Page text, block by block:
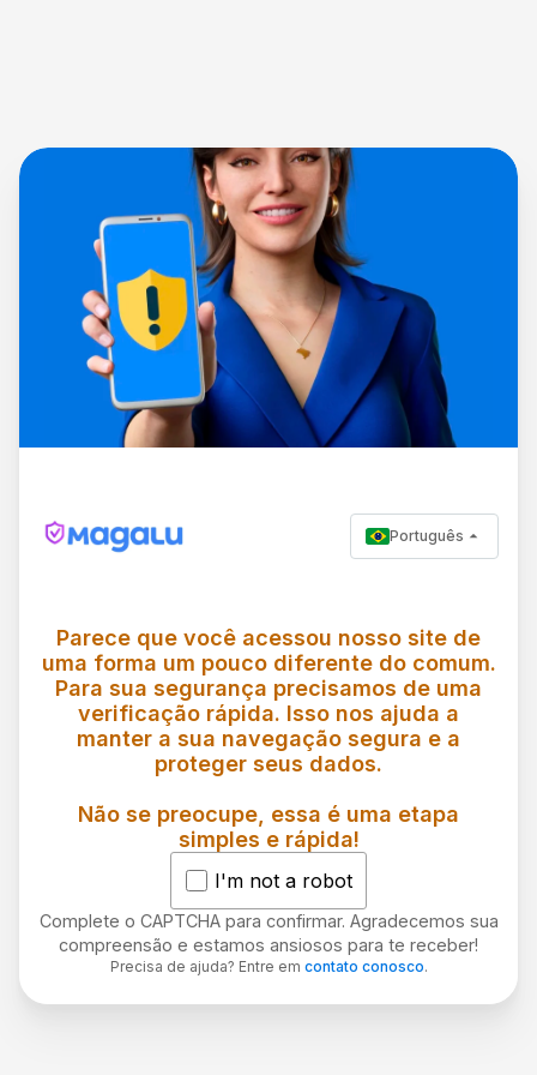
Português
Parece que você acessou nosso site de
uma forma um pouco diferente do comum.
Para sua segurança precisamos de uma
verificação rápida. Isso nos ajuda a
manter a sua navegação segura e a
proteger seus dados.
Não se preocupe, essa é uma etapa
simples e rápida!
I'm not a robot
Complete o CAPTCHA para confirmar. Agradecemos sua
compreensão e estamos ansiosos para te receber!
Precisa de ajuda? Entre em contato conosco.